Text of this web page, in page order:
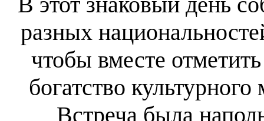
разных
чтобы вместе
богатство
Встреча была